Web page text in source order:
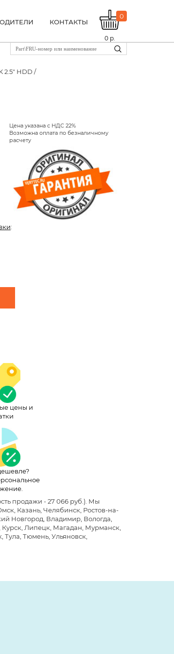
КОНТАКТЫ
0
0 р.
2.5" HDD /
Цена указана с НДС 22%
Возможна оплата по безналичному
расчету
:
цены и
продажи - 27 066 руб.) . Мы
Казань, Челябинск, Ростов-на-
Новгород, Владимир, Вологда,
Липецк, Магадан, Мурманск,
Тюмень, Ульяновск,